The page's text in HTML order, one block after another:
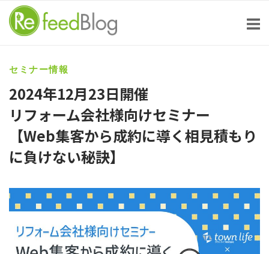
Skip
to
セミナー情報
2024年12月23日開催
リフォーム会社様向けセミナー
【Web集客から成約に導く相見積もり
に負けない秘訣】